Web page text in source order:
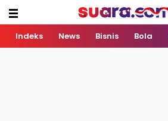
Indeks News Bisnis Bola